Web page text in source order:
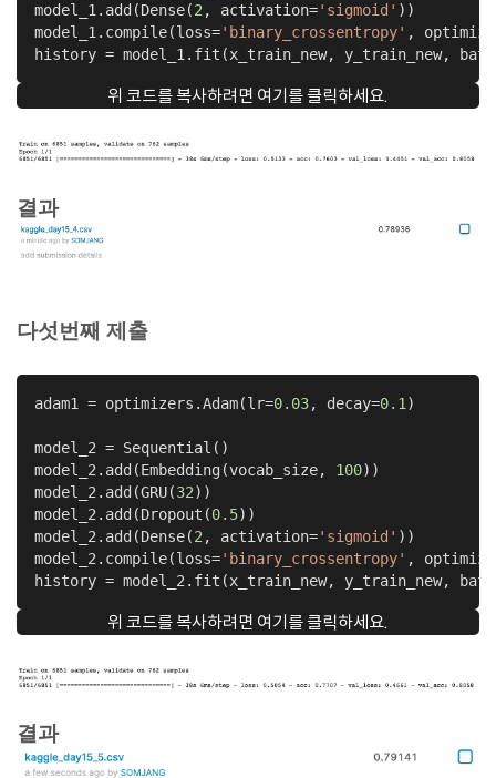
model_1.add(Dense(2 , activation='sigmoid' ))
model_1.compile(loss='binary_crossentropy' ,
history = model_1.fit(x_train_new, y_train_new,
위 코드를 복사하려면 여기를 클릭하세요.
결과
다섯번째 제출
adam1 = optimizers.Adam(lr=0.03, decay=0.1 )
model_2 = Sequential()
model_2.add(Embedding(vocab_size, 100))
model_2.add(GRU(32))
model_2.add(Dropout(0.5))
model_2.add(Dense(2 , activation='sigmoid' ))
model_2.compile(loss='binary_crossentropy' ,
history = model_2.fit(x_train_new, y_train_new,
위 코드를 복사하려면 여기를 클릭하세요.
결과